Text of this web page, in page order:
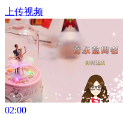
上传视频
02:00